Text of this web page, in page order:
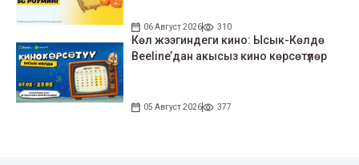
06 Август 2026 310
Көл жээгиндеги кино: Ысык-Көлдө
Beeline’дан акысыз кино көрсөтүлөр
05 Август 2026 377